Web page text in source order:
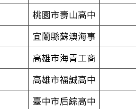
桃園市壽山高中
宜蘭縣蘇澳海事
高雄市海青工商
高雄市福誠高中
臺中市后綜高中